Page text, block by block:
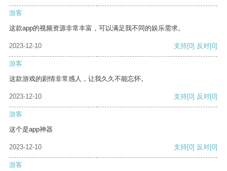
游客
这款app的视频资源非常丰富，可以满足我不同的娱乐需求。
2023-12-10 支持[0] 反对[0]
游客
这款游戏的剧情非常感人，让我久久不能忘怀。
2023-12-10 支持[0] 反对[0]
游客
这个是app神器
2023-12-10 支持[0] 反对[0]
游客